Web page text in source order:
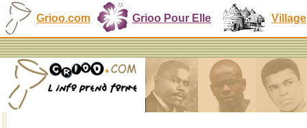
Grioo.com Grioo Pour Elle Village